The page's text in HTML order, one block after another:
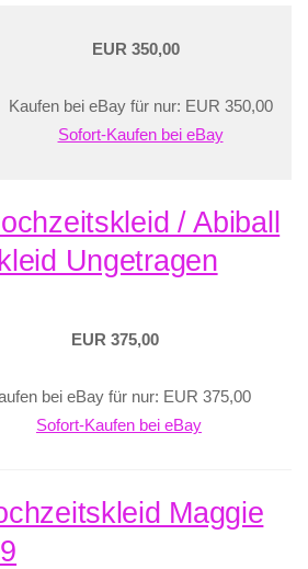
EUR 350,00
Kaufen bei eBay für nur: EUR 350,00
Sofort-Kaufen bei eBay
/ Abiball
Ungetragen
EUR 375,00
bei eBay für nur: EUR 375,00
Sofort-Kaufen bei eBay
Maggie